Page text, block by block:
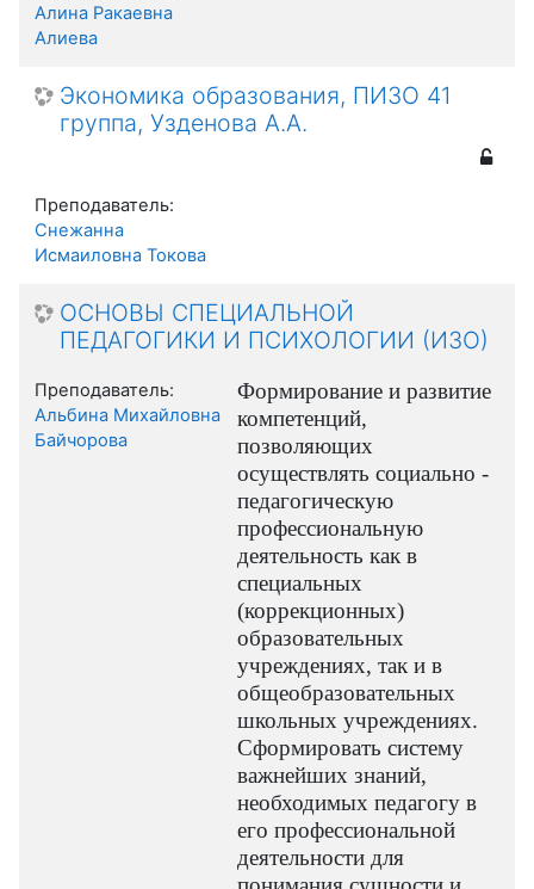
Алина Ракаевна
Алиева
Экономика образования, ПИЗО 41
группа, Узденова А.А.
Преподаватель:
Снежанна
Исмаиловна Токова
ОСНОВЫ СПЕЦИАЛЬНОЙ
ПЕДАГОГИКИ И ПСИХОЛОГИИ (ИЗО)
Формирование и развитие
компетенций,
позволяющих
осуществлять социально -
педагогическую
профессиональную
деятельность как в
специальных
(коррекционных)
образовательных
учреждениях, так и в
общеобразовательных
школьных учреждениях.
Сформировать систему
важнейших знаний,
необходимых педагогу в
его профессиональной
деятельности для
Преподаватель:
Альбина Михайловна
Байчорова